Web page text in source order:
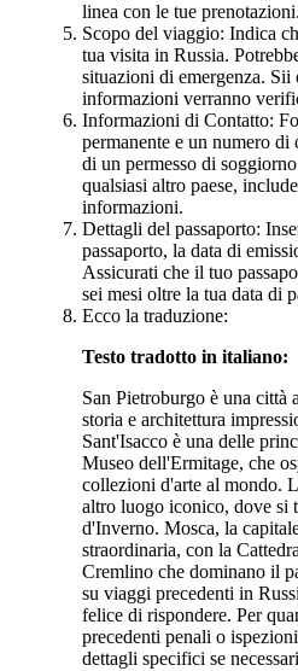
linea con le tue prenotazioni.
Scopo del viaggio: Indica
tua visita in Russia.
situazioni di emergenza. Sii
informazioni verranno
Informazioni di Contatto:
permanente e un numero di
di un permesso di
qualsiasi altro paese,
informazioni.
Dettagli del passaporto:
passaporto, la data di
Assicurati che il tuo
sei mesi oltre la tua data di
Ecco la traduzione:
Testo tradotto in italiano:
San Pietroburgo è una città
storia e architettura
Sant'Isacco è una delle
Museo dell'Ermitage, che
collezioni d'arte al mondo.
altro luogo iconico, dove si
d'Inverno. Mosca, la
straordinaria, con la
Cremlino che dominano il
su viaggi precedenti in
felice di rispondere. Per
precedenti penali o
dettagli specifici se